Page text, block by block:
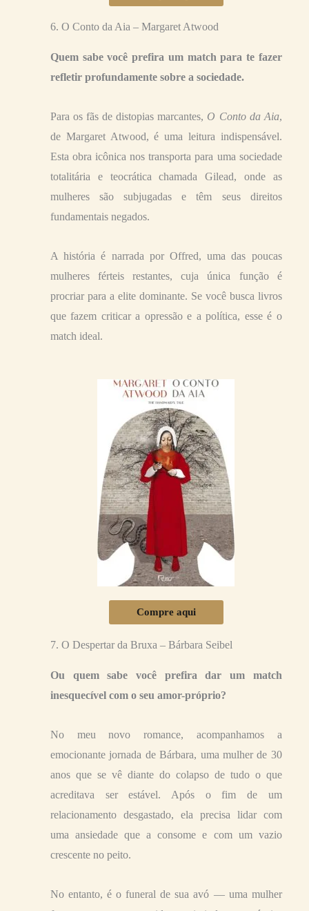
6. O Conto da Aia – Margaret Atwood
Quem sabe você prefira um match para te fazer
refletir profundamente sobre a sociedade.
Para os fãs de distopias marcantes, O Conto da Aia,
de Margaret Atwood, é uma leitura indispensável.
Esta obra icônica nos transporta para uma sociedade
totalitária e teocrática chamada Gilead, onde as
mulheres são subjugadas e têm seus direitos
fundamentais negados.
A história é narrada por Offred, uma das poucas
mulheres férteis restantes, cuja única função é
procriar para a elite dominante. Se você busca livros
que fazem criticar a opressão e a política, esse é o
match ideal.
Compre aqui
7. O Despertar da Bruxa – Bárbara Seibel
Ou quem sabe você prefira dar um match
inesquecível com o seu amor-próprio?
No meu novo romance, acompanhamos a
emocionante jornada de Bárbara, uma mulher de 30
anos que se vê diante do colapso de tudo o que
acreditava ser estável. Após o fim de um
relacionamento desgastado, ela precisa lidar com
uma ansiedade que a consome e com um vazio
crescente no peito.
No entanto, é o funeral de sua avó — uma mulher